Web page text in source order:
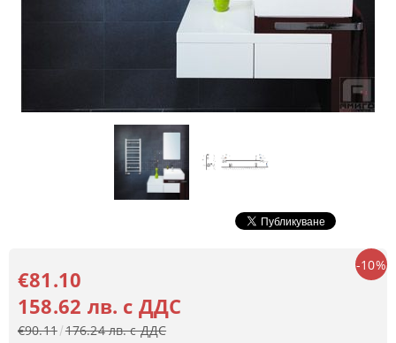
-10%
€81.10
158.62 лв. с ДДС
€90.11 176.24 лв. с ДДС